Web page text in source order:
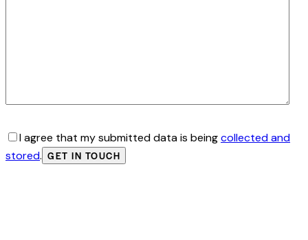
I agree that my submitted data is beingcollected and
stored.